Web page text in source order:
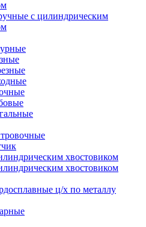
с цилиндрическим
хвостовиком
хвостовиком
ц/х по металлу